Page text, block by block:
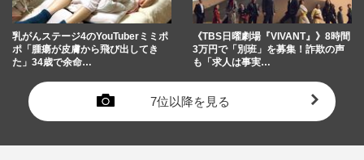
乳がんステージ4のYouTuberミミポ
ポ「腫瘍が皮膚から飛び出してき
た」34歳で余命…
《TBS日曜劇場『VIVANT』》8時間
3万円で「別班」を募集！詐欺の声
も「求人は事実…
7位以降を見る